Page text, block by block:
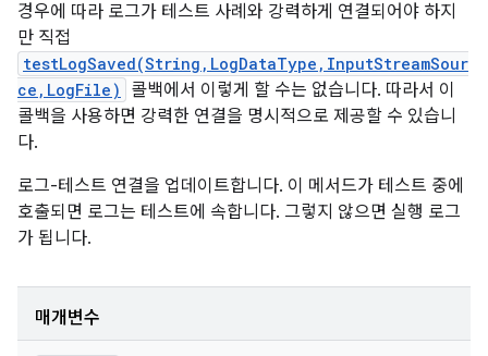
경우에 따라 로그가 테스트 사례와 강력하게 연결되어야 하지
만 직접
testLogSaved(String,LogDataType,InputStreamSour
ce,LogFile)
콜백에서 이렇게 할 수는 없습니다. 따라서 이
콜백을 사용하면 강력한 연결을 명시적으로 제공할 수 있습니
다.
로그-테스트 연결을 업데이트합니다. 이 메서드가 테스트 중에
호출되면 로그는 테스트에 속합니다. 그렇지 않으면 실행 로그
가 됩니다.
매개변수